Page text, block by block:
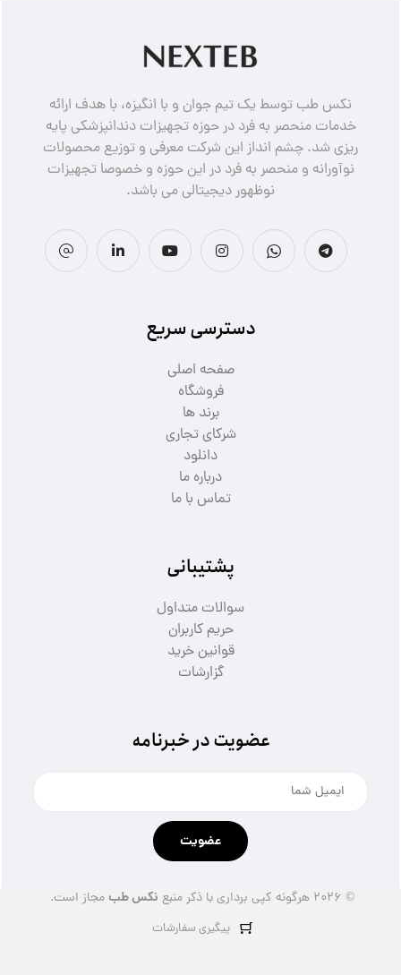
نکس طب توسط یک تیم جوان و با انگیزه، با هدف ارائه
خدمات منحصر به فرد در حوزه تجهیزات دندانپزشکی پایه
ریزی شد. چشم انداز این شرکت معرفی و توزیع محصولات
نوآورانه و منحصر به فرد در این حوزه و خصوصا تجهیزات
نوظهور دیجیتالی می باشد.
دسترسی سریع
صفحه اصلی
فروشگاه
برند ها
شرکای تجاری
دانلود
درباره ما
تماس با ما
پشتیبانی
سوالات متداول
حریم کاربران
قوانین خرید
گزارشات
عضویت در خبرنامه
عضویت
© ۲۰۲۶ هرگونه کپی برداری با ذکر منبع نکس طبمجاز است.
پیگیری سفارشات